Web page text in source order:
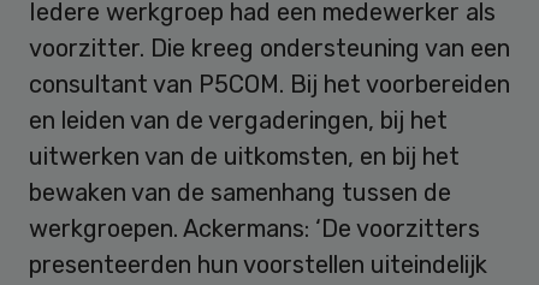
Iedere werkgroep had een medewerker als
voorzitter. Die kreeg ondersteuning van een
consultant van P5COM. Bij het voorbereiden
en leiden van de vergaderingen, bij het
uitwerken van de uitkomsten, en bij het
bewaken van de samenhang tussen de
werkgroepen. Ackermans: ‘De voorzitters
presenteerden hun voorstellen uiteindelijk